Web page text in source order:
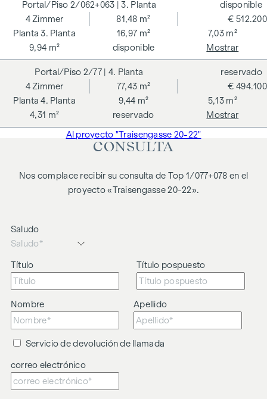
2/062+063 | 3. Planta
3. Planta
4 Zimmer
81,48 m²
16,97 m²
7,03 m²
9,94 m²
€ 512.200
disponible
disponible
Mostrar
2/77 | 4. Planta
4. Planta
4 Zimmer
77,43 m²
9,44 m²
5,13 m²
4,31 m²
€ 494.100
reservado
reservado
Mostrar
Al proyecto "Traisengasse 20-22"
CONSULTA
Nos complace recibir su consulta de Top 1/077+078 en el
proyecto «Traisengasse 20-22».
Saludo
Título Título pospuesto
Nombre Apellido
Servicio de devolución de llamada
correo electrónico